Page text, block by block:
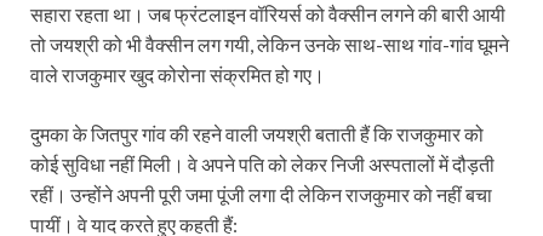
सहारा रहता था। जब फ्रंटलाइन वॉरियर्स को वैक्‍सीन लगने की बारी आयी
तो जयश्री को भी वैक्‍सीन लग गयी, लेकिन उनके साथ-साथ गांव-गांव घूमने
वाले राजकुमार खुद कोरोना संक्रमित हो गए।
दुमका के जितपुर गांव की रहने वाली जयश्री बताती हैं कि राजकुमार को
कोई सुविधा नहीं मिली। वे अपने पति को लेकर निजी अस्पतालों में दौड़ती
रहीं। उन्‍होंने अपनी पूरी जमा पूंजी लगा दी लेकिन राजकुमार को नहीं बचा
पायीं। वे याद करते हुए कहती हैं: